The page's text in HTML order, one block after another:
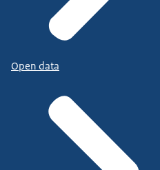
Open data